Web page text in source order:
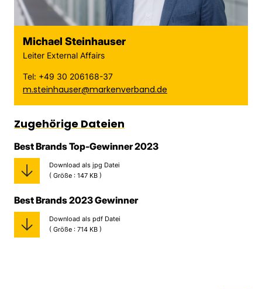
Michael Steinhauser
Leiter External Affairs
Tel: +49 30 206168-37
m.steinhauser@markenverband.de
Zugehörige Dateien
Best Brands Top-Gewinner 2023
Download als jpg Datei
( Größe : 147 KB )
Best Brands 2023 Gewinner
Download als pdf Datei
( Größe : 714 KB )